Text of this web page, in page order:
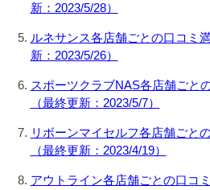
新：2023/5/28）
ルネサンス各店舗ごとの口コミ
新：2023/5/26）
スポーツクラブNAS各店舗ごと
（最終更新：2023/5/7）
リボーンマイセルフ各店舗ごと
（最終更新：2023/4/19）
アウトライン各店舗ごとの口コ